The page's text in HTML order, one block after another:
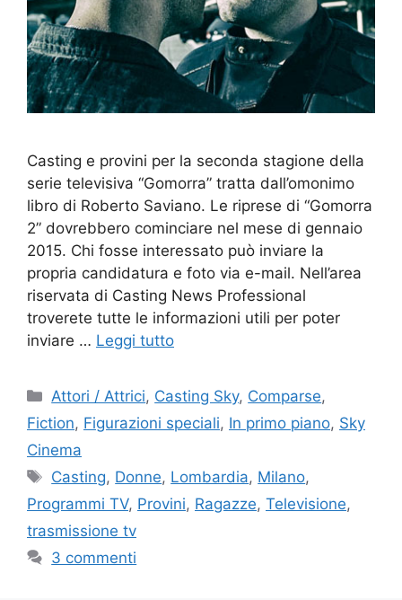
Casting e provini per la seconda stagione della
serie televisiva “Gomorra” tratta dall’omonimo
libro di Roberto Saviano. Le riprese di “Gomorra
2” dovrebbero cominciare nel mese di gennaio
2015. Chi fosse interessato può inviare la
propria candidatura e foto via e-mail. Nell’area
riservata di Casting News Professional
troverete tutte le informazioni utili per poter
inviare … Leggi tutto
Categorie
Attori / Attrici, Casting Sky, Comparse,
Fiction, Figurazioni speciali, In primo piano, Sky
Cinema
Tag
Casting, Donne, Lombardia, Milano,
Programmi TV, Provini, Ragazze, Televisione,
trasmissione tv
3 commenti